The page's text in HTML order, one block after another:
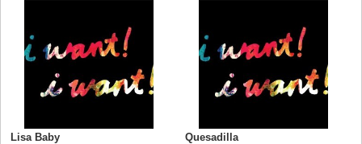
Lisa Baby Quesadilla